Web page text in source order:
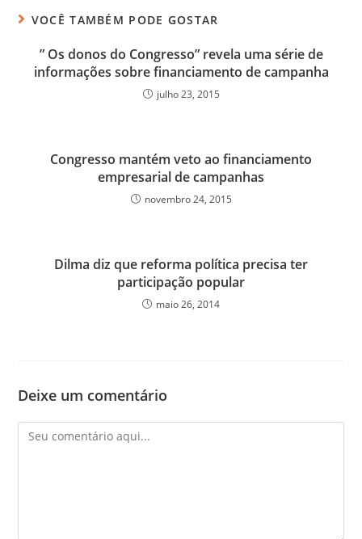
VOCÊ TAMBÉM PODE GOSTAR
” Os donos do Congresso” revela uma série de
informações sobre financiamento de campanha
julho 23, 2015
Congresso mantém veto ao financiamento
empresarial de campanhas
novembro 24, 2015
Dilma diz que reforma política precisa ter
participação popular
maio 26, 2014
Deixe um comentário